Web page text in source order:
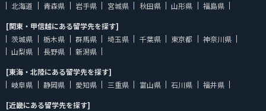
北海道
青森県 岩手県 宮城県 秋田県 山形県
福島県
[関東・甲信越にある留学先を探す]
茨城県
栃木県 群馬県 埼玉県 千葉県 東京都
神奈川県
山梨県
長野県
新潟県
[東海・北陸にある留学先を探す]
岐阜県
静岡県 愛知県 三重県 富山県 石川県
福井県
[近畿にある留学先を探す]